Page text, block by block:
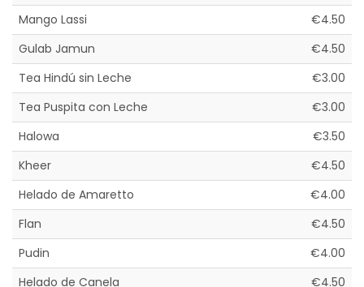
Mango Lassi
€4.50
Gulab Jamun
€4.50
Tea Hindú sin Leche
€3.00
Tea Puspita con Leche
€3.00
Halowa
€3.50
Kheer
€4.50
Helado de Amaretto
€4.00
Flan
€4.50
Pudin
€4.00
Helado de Canela
€4.50